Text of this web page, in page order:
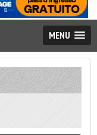
MENU